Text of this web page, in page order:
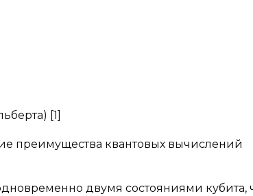
[1]
преимущества квантовых вычислений
двумя состояниями кубита,